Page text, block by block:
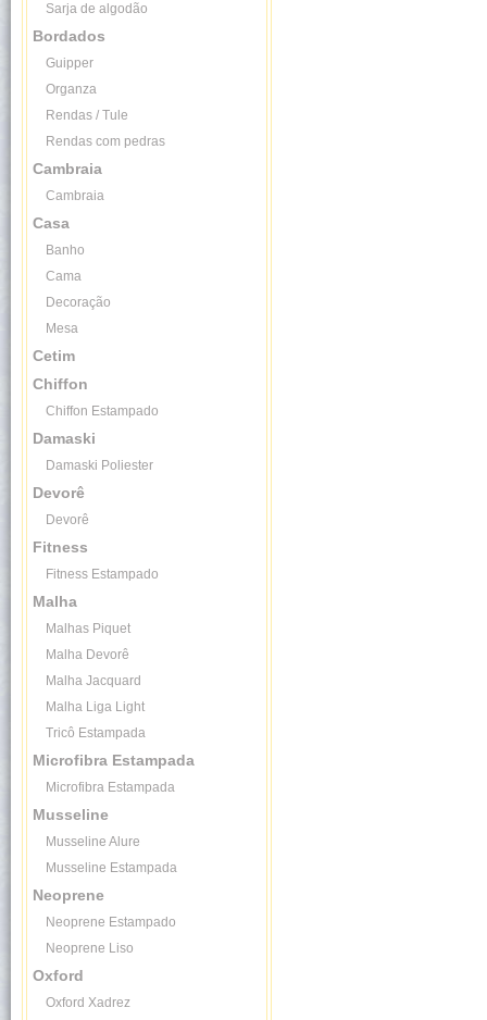
Sarja de algodão
Bordados
Guipper
Organza
Rendas / Tule
Rendas com pedras
Cambraia
Cambraia
Casa
Banho
Cama
Decoração
Mesa
Cetim
Chiffon
Chiffon Estampado
Damaski
Damaski Poliester
Devorê
Devorê
Fitness
Fitness Estampado
Malha
Malhas Piquet
Malha Devorê
Malha Jacquard
Malha Liga Light
Tricô Estampada
Microfibra Estampada
Microfibra Estampada
Musseline
Musseline Alure
Musseline Estampada
Neoprene
Neoprene Estampado
Neoprene Liso
Oxford
Oxford Xadrez